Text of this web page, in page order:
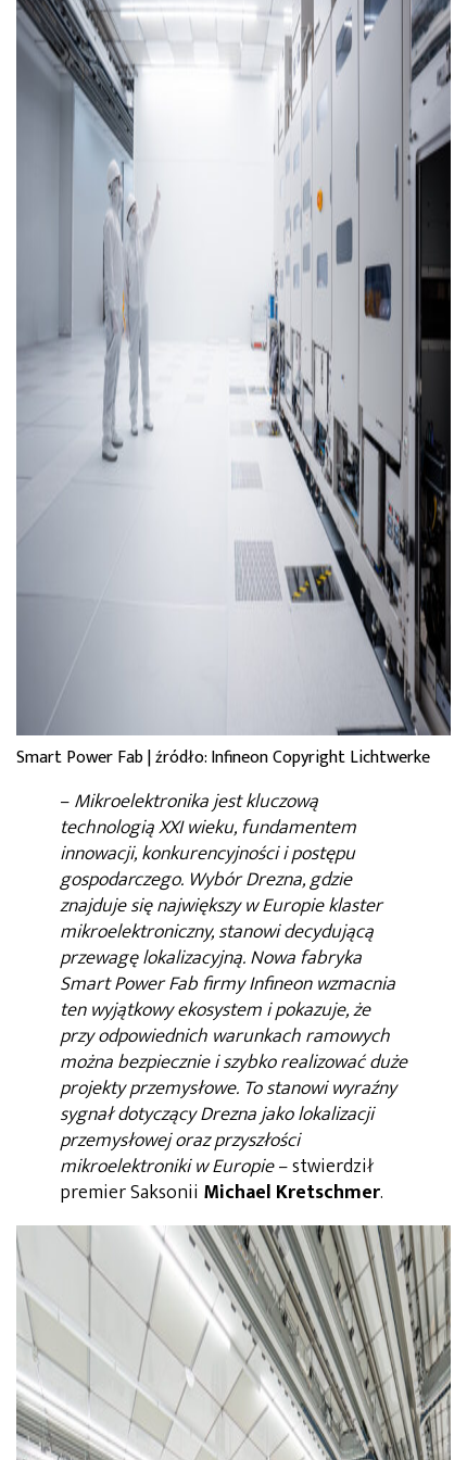
Smart Power Fab | źródło: Infineon Copyright Lichtwerke
–Mikroelektronika jest kluczową
technologią XXI wieku, fundamentem
innowacji, konkurencyjności i postępu
gospodarczego. Wybór Drezna, gdzie
znajduje się największy w Europie klaster
mikroelektroniczny, stanowi decydującą
przewagę lokalizacyjną. Nowa fabryka
Smart Power Fab firmy Infineon wzmacnia
ten wyjątkowy ekosystem i pokazuje, że
przy odpowiednich warunkach ramowych
można bezpiecznie i szybko realizować duże
projekty przemysłowe. To stanowi wyraźny
sygnał dotyczący Drezna jako lokalizacji
przemysłowej oraz przyszłości
mikroelektroniki w Europie– stwierdził
premier Saksonii Michael Kretschmer.